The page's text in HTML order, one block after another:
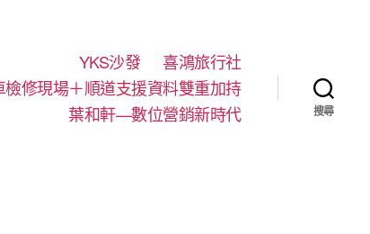
YKS沙發
喜鴻旅行社
檢修現場＋順道支援資料雙重加持
葉和軒—數位營銷新時代
搜尋